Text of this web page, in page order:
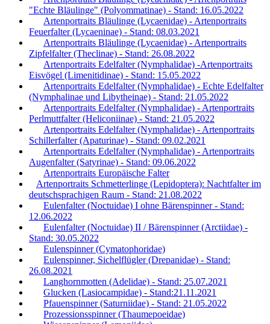
"Echte Bläulinge" (Polyommatinae) - Stand: 16.05.2022
Artenportraits Bläulinge (Lycaenidae) - Artenportraits
Feuerfalter (Lycaeninae) - Stand: 08.03.2021
Artenportraits Bläulinge (Lycaenidae) - Artenportraits
Zipfelfalter (Theclinae) - Stand: 26.08.2022
Artenportraits Edelfalter (Nymphalidae) -Artenportraits
Eisvögel (Limenitidinae) - Stand: 15.05.2022
Artenportraits Edelfalter (Nymphalidae) - Echte Edelfalter
(Nymphalinae und Libytheinae) - Stand: 21.05.2022
Artenportraits Edelfalter (Nymphalidae) - Artenportraits
Perlmuttfalter (Heliconiinae) - Stand: 21.05.2022
Artenportraits Edelfalter (Nymphalidae) - Artenportraits
Schillerfalter (Apaturinae) - Stand: 09.02.2021
Artenportraits Edelfalter (Nymphalidae) - Artenportraits
Augenfalter (Satyrinae) - Stand: 09.06.2022
Artenportraits Europäische Falter
Artenportraits Schmetterlinge (Lepidoptera): Nachtfalter im
deutschsprachigen Raum - Stand: 21.08.2022
Eulenfalter (Noctuidae) I ohne Bärenspinner - Stand:
12.06.2022
Eulenfalter (Noctuidae) II / Bärenspinner (Arctiidae) -
Stand: 30.05.2022
Eulenspinner (Cymatophoridae)
Eulenspinner, Sichelflügler (Drepanidae) - Stand:
26.08.2021
Langhornmotten (Adelidae) - Stand: 25.07.2021
Glucken (Lasiocampidae) - Stand:21.11.2021
Pfauenspinner (Saturniidae) - Stand: 21.05.2022
Prozessionsspinner (Thaumepoeidae)